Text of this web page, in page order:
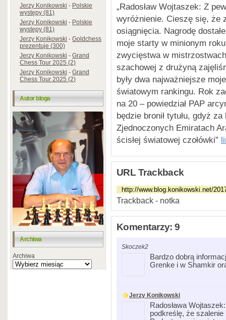
Jerzy Konikowski-Polskie
występy (81)
Jerzy Konikowski-Polskie
występy (81)
Jerzy Konikowski-Goldchess
prezentuje (300)
Jerzy Konikowski-Grand
Chess Tour 2025 (2)
Jerzy Konikowski-Grand
Chess Tour 2025 (2)
Autor bloga
Archiwa
Archiwa
„Radosław Wojtaszek: Z
wyróżnienie. Cieszę się, że
osiągnięcia. Nagrodę
moje starty w minionym
zwycięstwa w
szachowej z drużyną
były dwa najważniejsze
światowym rankingu. Rok
na 20 – powiedział PAP
będzie bronił tytułu, gdyż
Zjednoczonych Emiratach
ścisłej światowej czołówki”
URL Trackback
Trackback - notka
Komentarzy: 9
Skoczek2
Bardzo dobrą
Grenke i w Shamkir
Jerzy Konikowski
Radosława
podkreślę, że szalenie